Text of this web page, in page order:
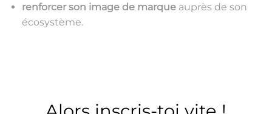
renforcer son image de marqueauprès de son
écosystème.